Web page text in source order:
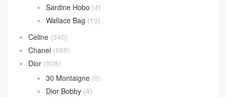
Sardine Hobo (4)
Wallace Bag (10)
Celine (340)
Chanel (669)
Dior (508)
30 Montaigne (9)
Dior Bobby (4)